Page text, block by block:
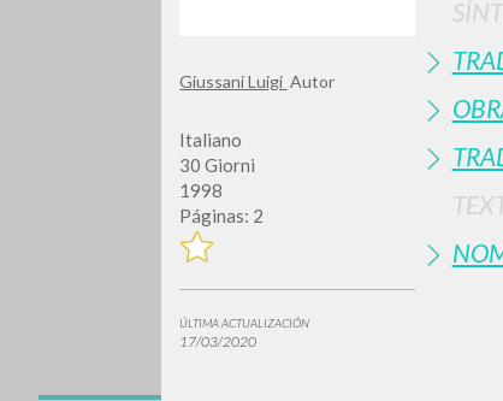
Giussani Luigi Autor
Italiano
30 Giorni
1998
Páginas: 2
ÚLTIMA ACTUALIZACIÓN
17/03/2020